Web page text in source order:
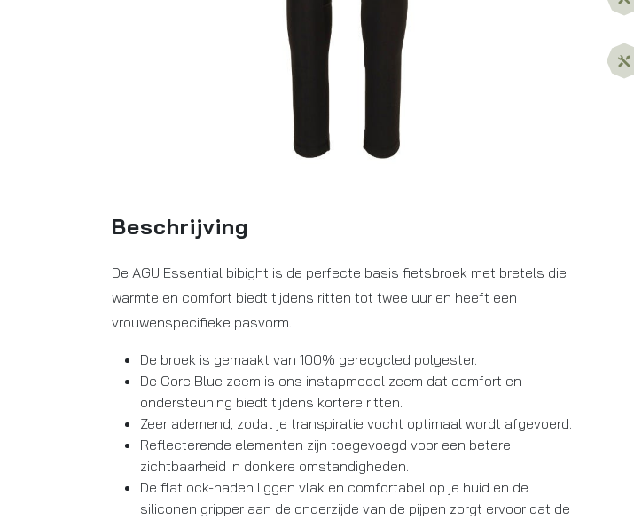
Beschrijving
De AGU Essential bibight is de perfecte basis fietsbroek met bretels die
warmte en comfort biedt tijdens ritten tot twee uur en heeft een
vrouwenspecifieke pasvorm.
De broek is gemaakt van 100% gerecycled polyester.
De Core Blue zeem is ons instapmodel zeem dat comfort en
ondersteuning biedt tijdens kortere ritten.
Zeer ademend, zodat je transpiratie vocht optimaal wordt afgevoerd.
Reflecterende elementen zijn toegevoegd voor een betere
zichtbaarheid in donkere omstandigheden.
De flatlock-naden liggen vlak en comfortabel op je huid en de
siliconen gripper aan de onderzijde van de pijpen zorgt ervoor dat de